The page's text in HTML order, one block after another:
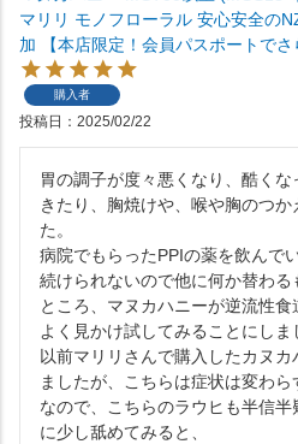
マリリ モノフローラル 安心安全の
加 【本店限定！会員パスポートでさ
購入者
投稿日 2025/02/22
胃の調子が度々悪くなり、酷く
きたり、胸焼けや、喉や胸のつ
た。
病院でもらったPPIの薬を飲んで
続けられないので他に何か替わ
ところ、マヌカハニーが逆流性
よく見かけ試してみることにしま
以前マリリさんで購入したカヌ
ましたが、こちらは症状は変わら
なので、こちらのラウヒも半信
に少し舐めてみると、